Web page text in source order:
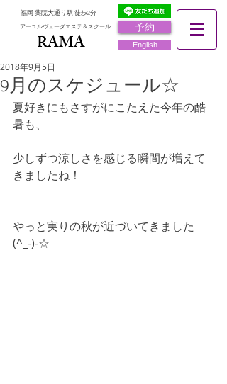
予約
福岡 薬院大通り駅 徒歩2分
アーユルヴェーダエステ＆スクール
RAMA English
9月のスケジュール☆
2018年9月5日
夏好きにもさすがにこたえた今年の酷
暑も、
少しずつ涼しさを感じる瞬間が増えて
きましたね！
やっと実りの秋が近づいてきました
(^_-)-☆